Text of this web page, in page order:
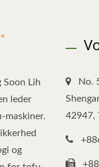
Soon Lih
leder
maskiner.
og
No.
42947,